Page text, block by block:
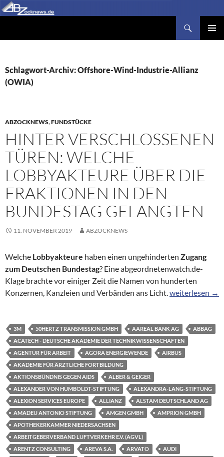
Zum
Inhalt
Schlagwort-Archiv: Offshore-Wind-Industrie-Allianz
(OWIA)
ABZOCKNEWS,FUNDSTÜCKE
HINTER VERSCHLOSSENEN
TÜREN: WELCHE
LOBBYAKTEURE ÜBER DIE
FRAKTIONEN IN DEN
BUNDESTAG GELANGTEN
11. NOVEMBER 2019 ABZOCKNEWS
Welche Lobbyakteure haben einen ungehinderten Zugang
zum Deutschen Bundestag? Eine abgeordnetenwatch.de-
Klage brachte vor einiger Zeit die Namen von hunderten
Konzernen, Kanzleien und Verbänden ans Licht.Hinter
weiterlesen →
3M 50HERTZ TRANSMISSION GMBH AAREAL BANK AG
ABBAG
ACATECH - DEUTSCHE AKADEMIE DER TECHNIKWISSENSCHAFTEN
AGENTUR FÜR ARBEIT
AGORA ENERGIEWENDE
AIRBUS
AKADEMIE FÜR ÄRZTLICHE FORTBILDUNG
AKTIONSBÜNDNIS GEGEN AIDS
ALBER & GEIGER
ALEXANDER VON HUMBOLDT-STIFTUNG
ALEXANDRA-LANG-STIFTUNG
ALEXION SERVICES EUROPE
ALLIANZ
ALSTAM DEUTSCHLAND AG
AMADEU ANTONIO STIFTUNG
AMGEN GMBH
AMPRION GMBH
APOTHEKERKAMMER NIEDERSACHSEN
ARBEITGEBERVERBAND LUFTVERKEHR E.V. (AGVL)
ARENTZ CONSULTING
AREVA S.A. ARVATO
AUDI